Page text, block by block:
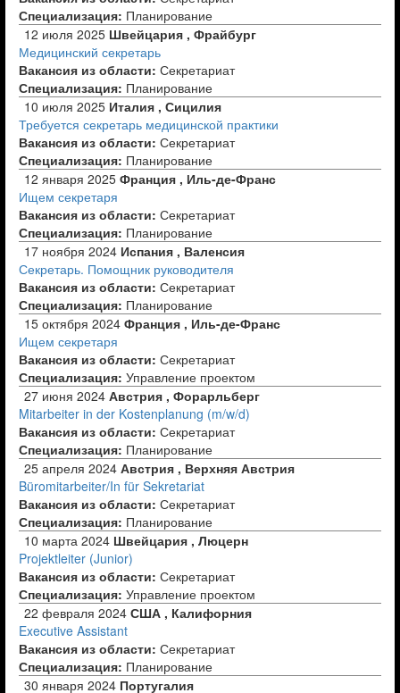
Специализация: Планирование
12 июля 2025 Швейцария , Фрайбург
Медицинский секретарь
Вакансия из области: Секретариат
Специализация: Планирование
10 июля 2025 Италия , Сицилия
Требуется секретарь медицинской практики
Вакансия из области: Секретариат
Специализация: Планирование
12 января 2025 Франция , Иль-де-Франс
Ищем секретаря
Вакансия из области: Секретариат
Специализация: Планирование
17 ноября 2024 Испания , Валенсия
Секретарь. Помощник руководителя
Вакансия из области: Секретариат
Специализация: Планирование
15 октября 2024 Франция , Иль-де-Франс
Ищем секретаря
Вакансия из области: Секретариат
Специализация: Управление проектом
27 июня 2024 Австрия , Форарльберг
Mitarbeiter in der Kostenplanung (m/w/d)
Вакансия из области: Секретариат
Специализация: Планирование
25 апреля 2024 Австрия , Верхняя Австрия
Büromitarbeiter/In für Sekretariat
Вакансия из области: Секретариат
Специализация: Планирование
10 марта 2024 Швейцария , Люцерн
Projektleiter (Junior)
Вакансия из области: Секретариат
Специализация: Управление проектом
22 февраля 2024 США , Калифорния
Executive Assistant
Вакансия из области: Секретариат
Специализация: Планирование
30 января 2024 Португалия